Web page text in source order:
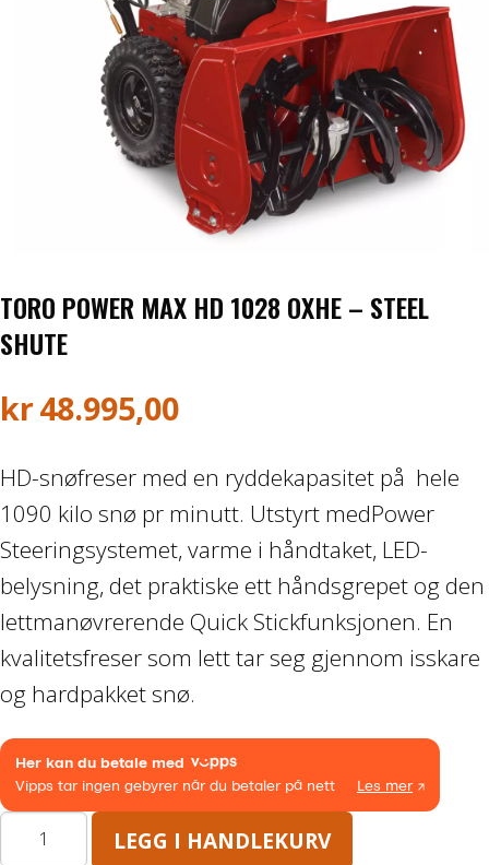
Hisun ATV / UTV
TGB ATV
BÅT OG BÅTMOTOR
Suzuki Båtmotor
Varehenger
Skaphenger
Maskinhenger
HAGE/SKOG
Honda Power Equipment
Stihl -Skog og Hage
Toro Snøfres
TORO POWER MAX HD 1028 OXHE – STEEL
SHUTE
kr48.995,00
HD-snøfreser med en ryddekapasitet på hele
1090 kilo snø pr minutt. Utstyrt medPower
Steeringsystemet, varme i håndtaket, LED-
belysning, det praktiske ett håndsgrepet og den
lettmanøvrerende Quick Stickfunksjonen. En
kvalitetsfreser som lett tar seg gjennom isskare
og hardpakket snø.
POWER
LEGG I HANDLEKURV